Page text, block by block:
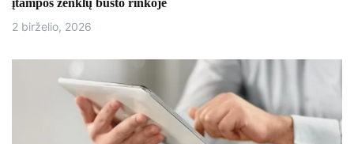
ų
įtampos ženklų būsto rinkoje
2 birželio, 2026